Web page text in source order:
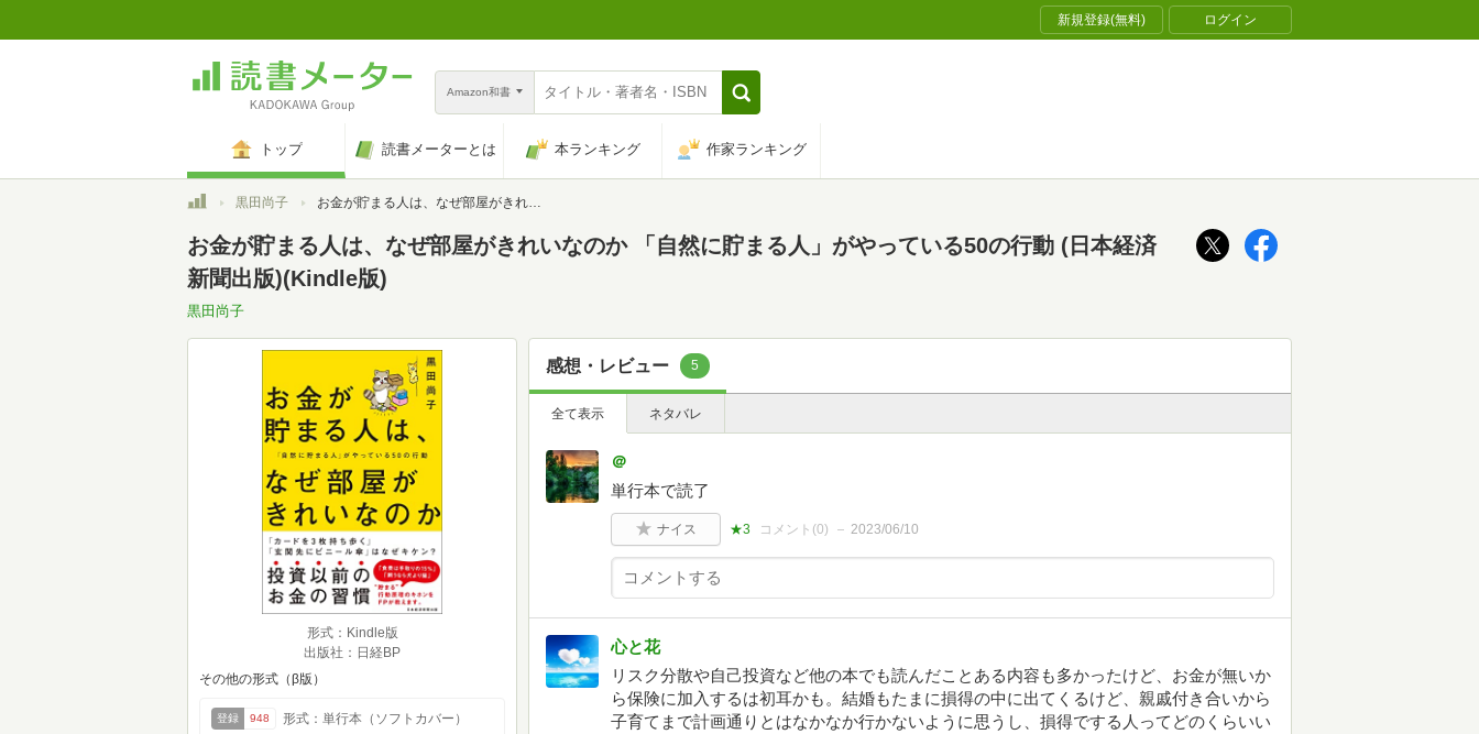
新規登録(無料) ログイン
Amazon和書
トップ 読書メーターとは 本ランキング 作家ランキング
トップ黒田尚子 お金が貯まる人は、なぜ部屋がきれいなのか 「自然に貯まる人」がやっている50の行動 (日本経済新聞出版)
お金が貯まる人は、なぜ部屋がきれいなのか 「自然に貯まる人」がやっている50の行動 (日本経済
新聞出版)(Kindle版)
黒田尚子
形式：Kindle版
出版社：日経BP
その他の形式（β版）
登録 948
形式：単行本（ソフトカバー）
感想・レビュー 5
全て表示 ネタバレ
＠
単行本で読了
ナイス ★3 コメント(0) 2023/06/10
心と花
リスク分散や自己投資など他の本でも読んだことある内容も多かったけど、お金が無いか
ら保険に加入するは初耳かも。結婚もたまに損得の中に出てくるけど、親戚付き合いから
子育てまで計画通りとはなかなか行かないように思うし、損得でする人ってどのくらいい